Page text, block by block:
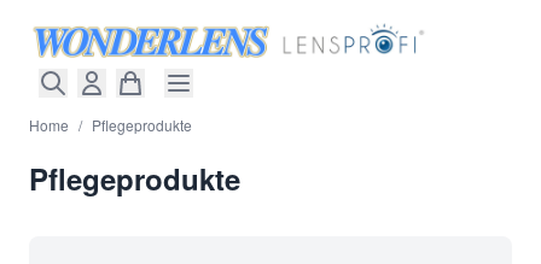
Home / Pflegeprodukte
Pflegeprodukte